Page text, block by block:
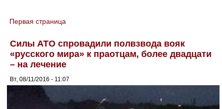
You are here
Первая страница
Силы АТО спровадили полвзвода вояк
«русского мира» к праотцам, более двадцати
– на лечение
Вт, 08/11/2016 - 11:07